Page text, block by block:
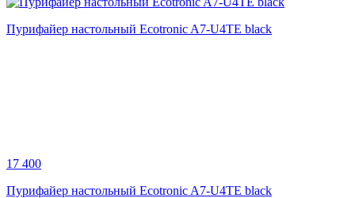
Пурифайер настольный Ecotronic A7-U4TE black
17 400
Пурифайер настольный Ecotronic A7-U4TE black